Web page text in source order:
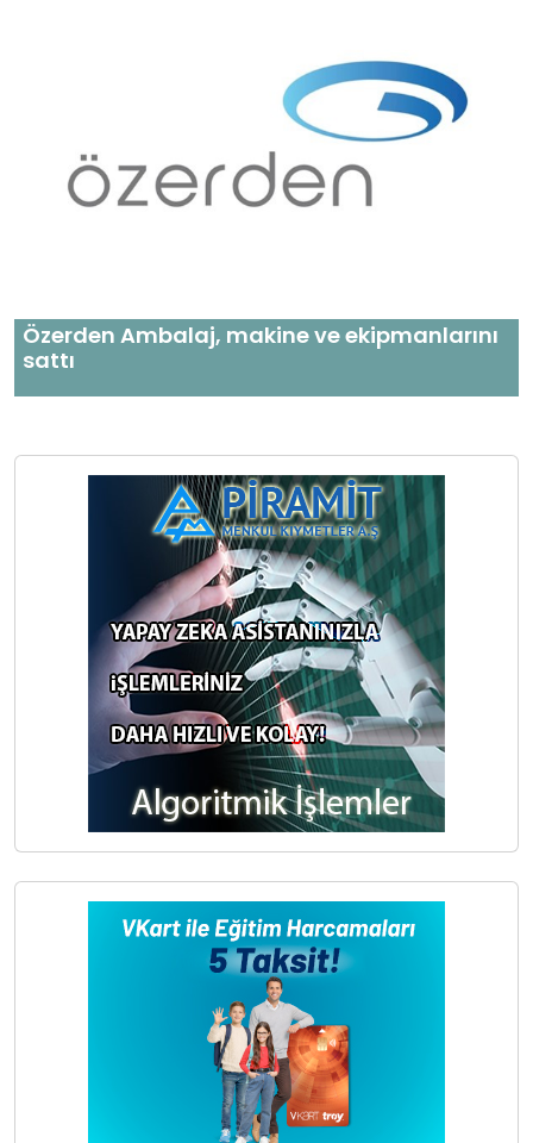
Özerden Ambalaj, makine ve ekipmanlarını
sattı